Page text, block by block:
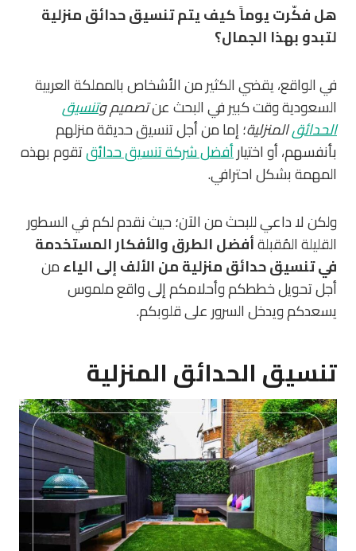
هل فكّرت يوماً كيف يتم تنسيق حدائق منزلية
لتبدو بهذا الجمال؟
في الواقع، يقضي الكثير من الأشخاص بالمملكة العربية
السعودية وقت كبير في البحث عنتصميم وتنسيق
الحدائقالمنزلية؛ إما من أجل تنسيق حديقة منزلهم
بأنفسهم، أو اختيارأفضل شركة تنسيق حدائقتقوم بهذه
المهمة بشكل احترافي.
ولكن لا داعي للبحث من الآن؛ حيث نقدم لكم في السطور
القليلة المُقبلةأفضل الطرق والأفكار المستخدمة
في تنسيق حدائق منزلية من الألف إلى الياءمن
أجل تحويل خططكم وأحلامكم إلى واقع ملموس
يسعدكم ويدخل السرور على قلوبكم.
تنسيق الحدائق المنزلية